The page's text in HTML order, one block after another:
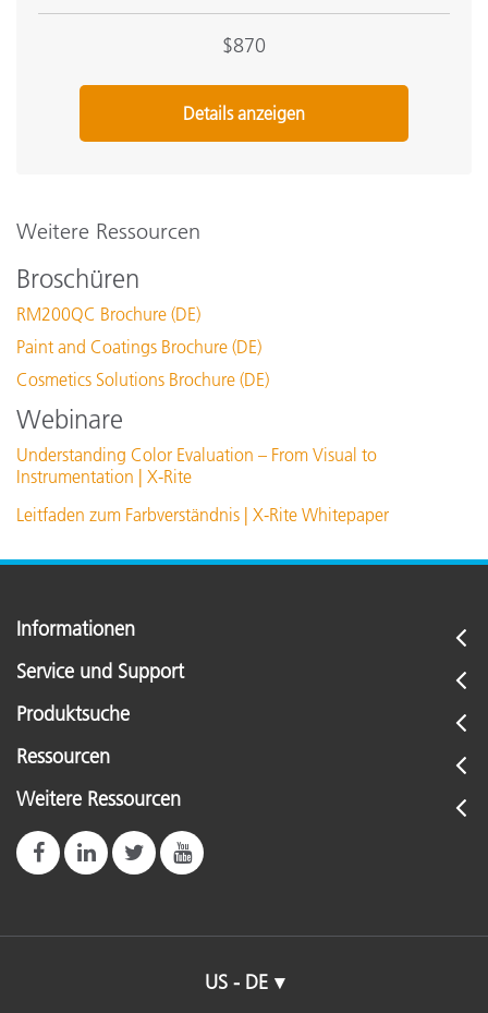
$870
Details anzeigen
Weitere Ressourcen
Broschüren
RM200QC Brochure (DE)
Paint and Coatings Brochure (DE)
Cosmetics Solutions Brochure (DE)
Webinare
Understanding Color Evaluation – From Visual to
Instrumentation | X-Rite
Leitfaden zum Farbverständnis | X-Rite Whitepaper
Informationen
Service und Support
Produktsuche
Ressourcen
Weitere Ressourcen
US - DE